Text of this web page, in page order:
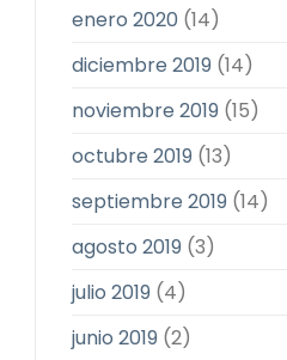
enero 2020 (14)
diciembre 2019 (14)
noviembre 2019 (15)
octubre 2019 (13)
septiembre 2019 (14)
agosto 2019 (3)
julio 2019 (4)
junio 2019 (2)